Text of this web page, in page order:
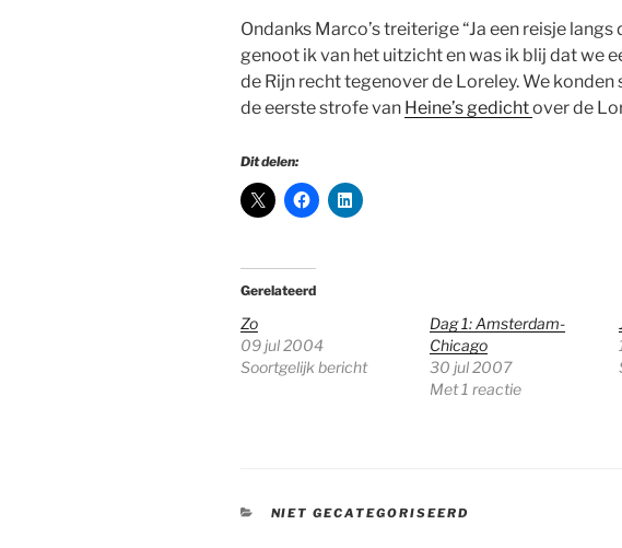
Ondanks Marco’s treiterige “Ja een reisje langs
genoot ik van het uitzicht en was ik blij dat we
de Rijn recht tegenover de Loreley. We
de eerste strofe van Heine’s gedichtover de
Dit delen:
Gerelateerd
Zo
09 jul 2004
Soortgelijk bericht
Dag 1: Amsterdam-
Chicago
30 jul 2007
Met 1 reactie
CATEGORIEËN
NIET GECATEGORISEERD